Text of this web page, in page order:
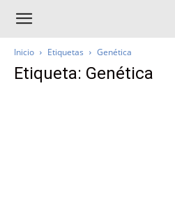
Inicio Etiquetas Genética
Etiqueta: Genética